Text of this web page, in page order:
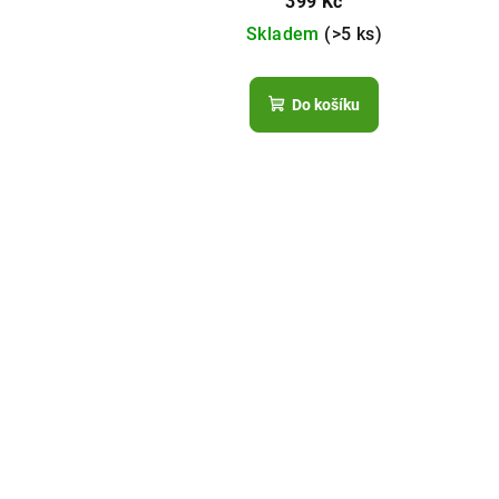
Skladem (>5 ks)
Do košíku